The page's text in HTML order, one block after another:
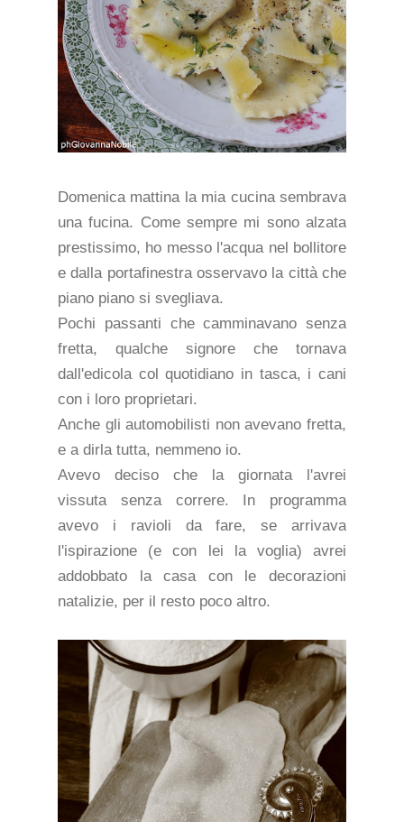
Domenica mattina la mia cucina sembrava
una fucina. Come sempre mi sono alzata
prestissimo, ho messo l'acqua nel bollitore
e dalla portafinestra osservavo la città che
piano piano si svegliava.
Pochi passanti che camminavano senza
fretta, qualche signore che tornava
dall'edicola col quotidiano in tasca, i cani
con i loro proprietari.
Anche gli automobilisti non avevano fretta,
e a dirla tutta, nemmeno io.
Avevo deciso che la giornata l'avrei
vissuta senza correre. In programma
avevo i ravioli da fare, se arrivava
l'ispirazione (e con lei la voglia) avrei
addobbato la casa con le decorazioni
natalizie, per il resto poco altro.